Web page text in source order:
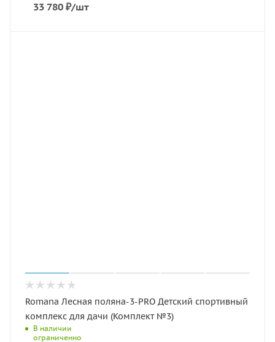
33 780 ₽/шт
Romana Лесная поляна-3-PRO Детский спортивный
комплекс для дачи (Комплект №3)
В наличии
ограниченно